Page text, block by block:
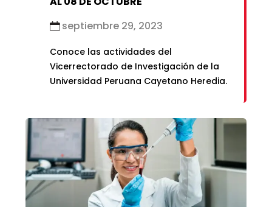
septiembre 29, 2023
Conoce las actividades del
Vicerrectorado de Investigación de la
Universidad Peruana Cayetano Heredia.